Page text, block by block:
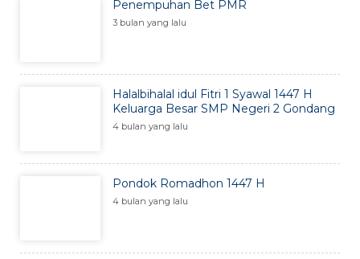
Penempuhan Bet PMR
3 bulan yang lalu
Halalbihalal idul Fitri 1 Syawal 1447 H
Keluarga Besar SMP Negeri 2 Gondang
4 bulan yang lalu
Pondok Romadhon 1447 H
4 bulan yang lalu